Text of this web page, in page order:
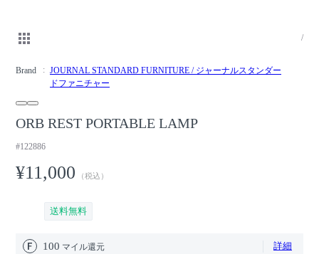
/
Brand
JOURNAL STANDARD FURNITURE / ジャーナルスタンダー
ドファニチャー
ORB REST PORTABLE LAMP
#122886
¥11,000 （税込）
送料無料
100 マイル還元 詳細